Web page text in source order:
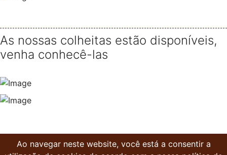
As nossas colheitas estão disponíveis,
venha conhecê-las
Ao navegar neste website, você está a consentir a